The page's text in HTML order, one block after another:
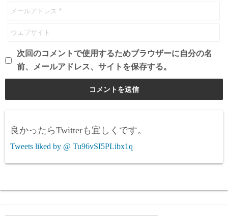
次回のコメントで使用するためブラウザーに自分の名
前、メールアドレス、サイトを保存する。
良かったらTwitterも宜しくです。
Tweets liked by @ Tu96vSI5PLibx1q